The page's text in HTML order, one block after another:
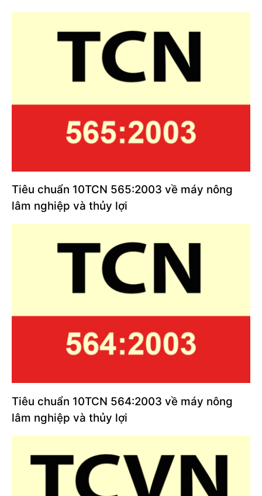
Tiêu chuẩn 10TCN 565:2003 về máy nông
lâm nghiệp và thủy lợi
Tiêu chuẩn 10TCN 564:2003 về máy nông
lâm nghiệp và thủy lợi